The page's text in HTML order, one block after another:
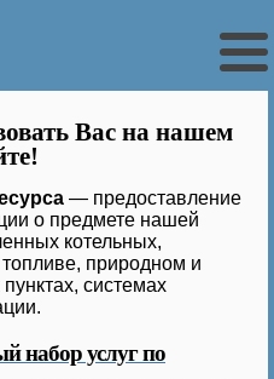
Вас на нашем
— предоставление
о предмете нашей
котельных,
природном и
системах
набор услуг по